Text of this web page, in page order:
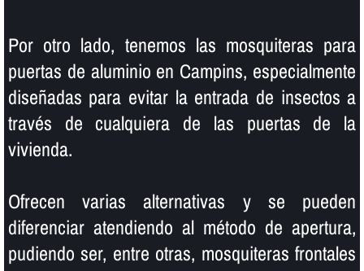
Por otro lado, tenemos las mosquiteras para
puertas de aluminio en Campins, especialmente
diseñadas para evitar la entrada de insectos a
través de cualquiera de las puertas de la
vivienda.
Ofrecen varias alternativas y se pueden
diferenciar atendiendo al método de apertura,
pudiendo ser, entre otras, mosquiteras frontales